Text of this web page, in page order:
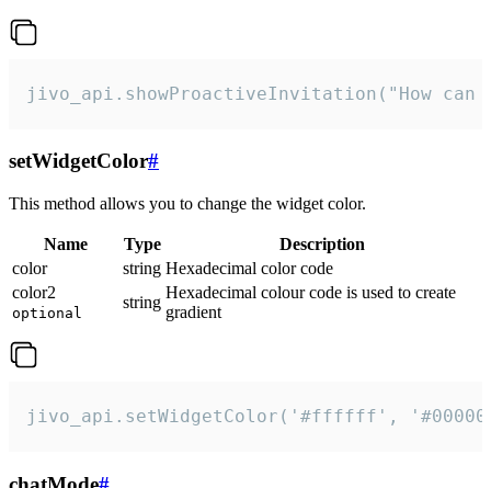
jivo_api.showProactiveInvitation("How
setWidgetColor#
This method allows you to change the widget color.
Name Type
Description
color
string Hexadecimal color code
color2
optional
string
Hexadecimal colour code is used to create
gradient
jivo_api.setWidgetColor('#ffffff',